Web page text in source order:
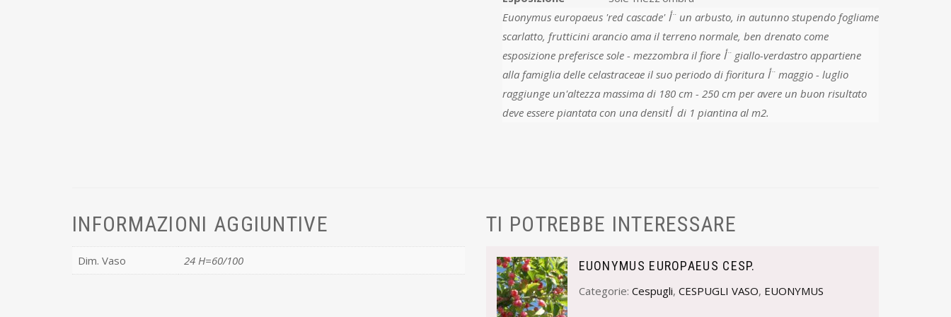
Euonymus europaeus 'red cascade' أ¨ un arbusto, in autunno stupendo fogliame
scarlatto, frutticini arancio ama il terreno normale, ben drenato come
esposizione preferisce sole - mezzombra il fiore أ¨ giallo-verdastro appartiene
alla famiglia delle celastraceae il suo periodo di fioritura أ¨ maggio - luglio
raggiunge un'altezza massima di 180 cm - 250 cm per avere un buon risultato
deve essere piantata con una densitأ di 1 piantina al m2.
INFORMAZIONI AGGIUNTIVE
Dim. Vaso 24 H=60/100
TI POTREBBE INTERESSARE
EUONYMUS EUROPAEUS CESP.
Categorie: Cespugli, CESPUGLI VASO, EUONYMUS